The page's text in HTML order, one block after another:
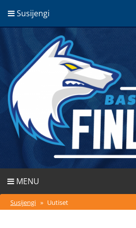
Susijengi
MENU
Susijengi » Uutiset